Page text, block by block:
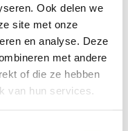
Ook delen we
site met onze
en analyse. Deze
met andere
of die ze hebben
van hun services.